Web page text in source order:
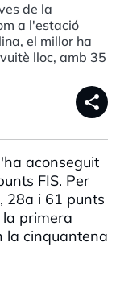
de la
a l'estació
el millor ha
lloc, amb 35
share
aconseguit
FIS. Per
28a i 61 punts
la primera
la cinquantena